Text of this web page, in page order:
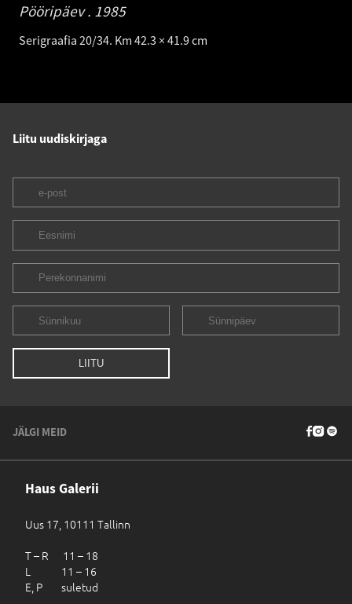
Pööripäev . 1985
Serigraafia 20/34. Km 42.3 × 41.9 cm
Liitu uudiskirjaga
JÄLGI MEID
Haus Galerii
Uus 17, 10111 Tallinn
T – R 11 – 18
L 11 – 16
E, P suletud